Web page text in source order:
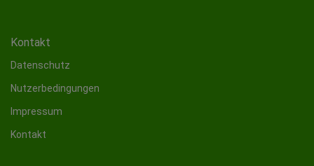
Kontakt
Datenschutz
Nutzerbedingungen
Impressum
Kontakt